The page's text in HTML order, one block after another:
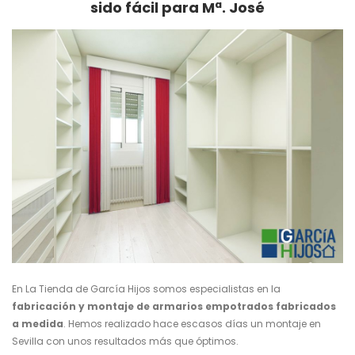
sido fácil para Mª. José
En La Tienda de García Hijos somos especialistas en la
fabricación y montaje de armarios empotrados fabricados
a medida. Hemos realizado hace escasos días un montaje en
Sevilla con unos resultados más que óptimos.